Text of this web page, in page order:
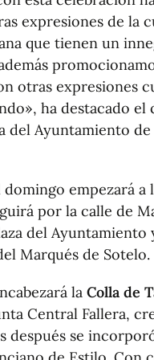
expresiones de la
que tienen un
otras expresiones
ha destacado el
del Ayuntamiento de
domingo empezará a
por la calle de
del Ayuntamiento
Marqués de Sotelo.
la Colla de
Central Fallera,
después se